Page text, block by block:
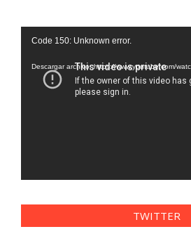
Reproductor
vídeo
Code 150: Unknown error.
Descargar archivo: https://www.youtube.com/
TWITTER